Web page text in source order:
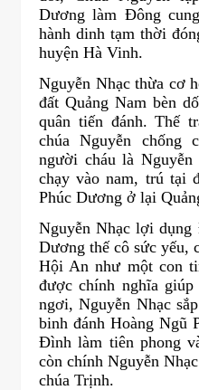
Dương làm Đông
hành dinh tạm thời
huyện Hà Vinh.
Nguyễn Nhạc thừa cơ
đất Quảng Nam bèn
quân tiến đánh. Thế
chúa Nguyễn chống
người cháu là
chạy vào nam, trú tại
Phúc Dương ở lại
Nguyễn Nhạc lợi dụng
Dương thế cô sức yếu,
Hội An như một con
được chính nghĩa
ngơi, Nguyễn Nhạc
binh đánh Hoàng Ngũ
Đình làm tiên phong
còn chính Nguyễn
chúa Trịnh.